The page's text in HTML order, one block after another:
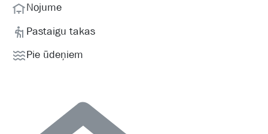
Nojume
Pastaigu takas
Pie ūdeņiem